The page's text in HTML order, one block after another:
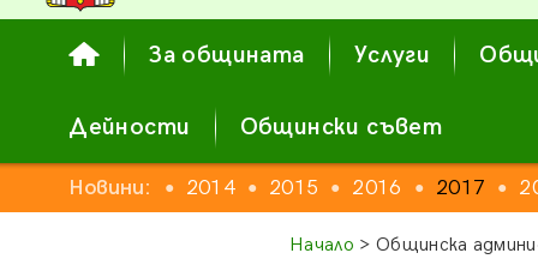
За общината Услуги
Дейности Общински съвет
Новини:
● 2013 ● 2014 ● 2015 ● 2016 ● 2017 ●
Начало > Общинска